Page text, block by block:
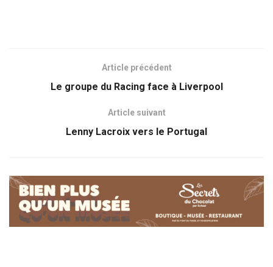
Article précédent
Le groupe du Racing face à Liverpool
Article suivant
Lenny Lacroix vers le Portugal